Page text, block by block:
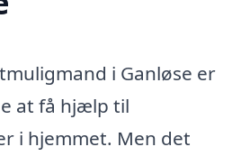
i Ganløse er
at få hjælp til
i hjemmet. Men det